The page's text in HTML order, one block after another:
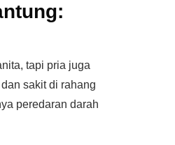
tapi pria juga
sakit di rahang
peredaran darah